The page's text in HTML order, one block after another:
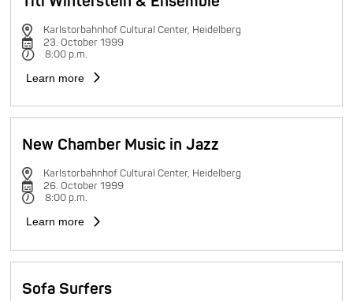
Karlstorbahnhof Cultural Center, Heidelberg
23. October 1999
8:00 p.m.
Learn more
New Chamber Music in Jazz
Karlstorbahnhof Cultural Center, Heidelberg
26. October 1999
8:00 p.m.
Learn more
Sofa Surfers